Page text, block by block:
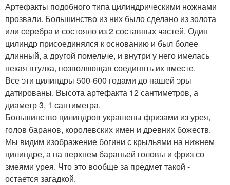
Артефакты подобного типа цилиндрическими ножнами
прозвали. Большинство из них было сделано из золота
или серебра и состояло из 2 составных частей. Один
цилиндр присоединялся к основанию и был более
длинный, а другой помельче, и внутри у него имелась
некая втулка, позволяющая соединять их вместе.
Все эти цилиндры 500-600 годами до нашей эры
датированы. Высота артефакта 12 сантиметров, а
диаметр 3, 1 сантиметра.
Большинство цилиндров украшены фризами из урея,
голов баранов, королевских имен и древних божеств.
Мы видим изображение богини с крыльями на нижнем
цилиндре, а на верхнем бараньей головы и фриз со
змеями урея. Что это вообще за предмет такой -
остается загадкой.